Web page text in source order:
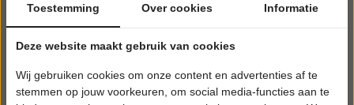
VRIJDAG 16 OKTOBER 2026 • 20:30 UUR
Esther van der Voort
Mama is Boos
C.C. Gilze en Rijen
Toestemming Over cookies Informatie
Deze website maakt gebruik van cookies
Wij gebruiken cookies om onze content en advertenties af te
stemmen op jouw voorkeuren, om social media-functies aan te